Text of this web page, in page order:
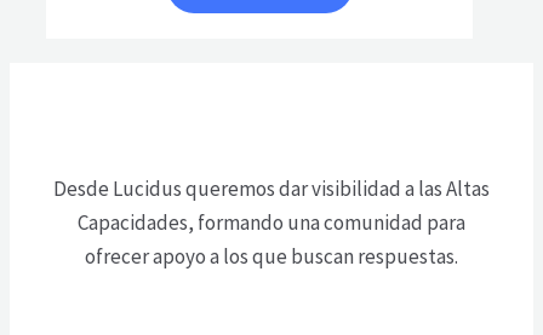
Desde Lucidus queremos dar visibilidad a las Altas
Capacidades, formando una comunidad para
ofrecer apoyo a los que buscan respuestas.